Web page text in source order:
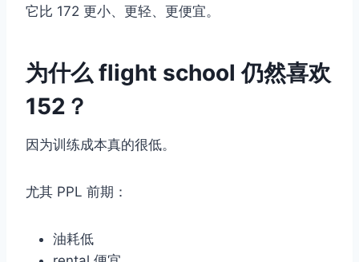
它比 172 更小、更轻、更便宜。
为什么 flight school 仍然喜欢
152？
因为训练成本真的很低。
尤其 PPL 前期：
油耗低